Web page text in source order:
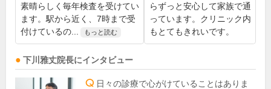
素晴らしく毎年検査を受けてい
ます。駅から近く、7時まで受
付けているの...
もっと読む
らずっと安心して家族で通
っています。クリニック内
もとてもきれいです。
下川雅丈院長にインタビュー
日々の診療で心がけていることはありま